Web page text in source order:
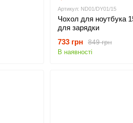
Артикул: ND01/DY01/15
Чохол для ноутбука
для зарядки
849 грн
733 грн
В наявності